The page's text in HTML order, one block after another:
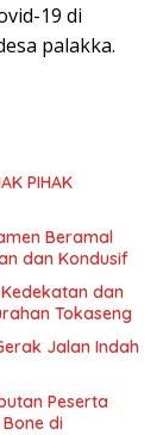
19 di
palakka.
PIHAK
Beramal
dan Kondusif
dan
Tokaseng
Jalan Indah
Peserta
di